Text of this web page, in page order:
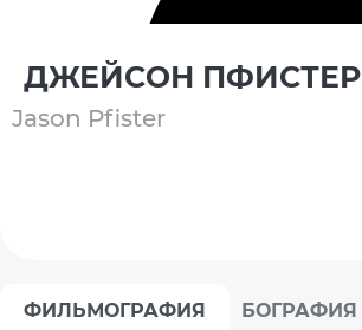
ДЖЕЙСОН ПФИСТЕР
Jason Pfister
ФИЛЬМОГРАФИЯ БОГРАФИЯ